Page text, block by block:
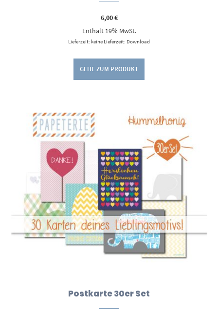
6,00€
Enthält 19% MwSt.
Lieferzeit: keine Lieferzeit: Download
GEHE ZUM PRODUKT
Postkarte 30er Set